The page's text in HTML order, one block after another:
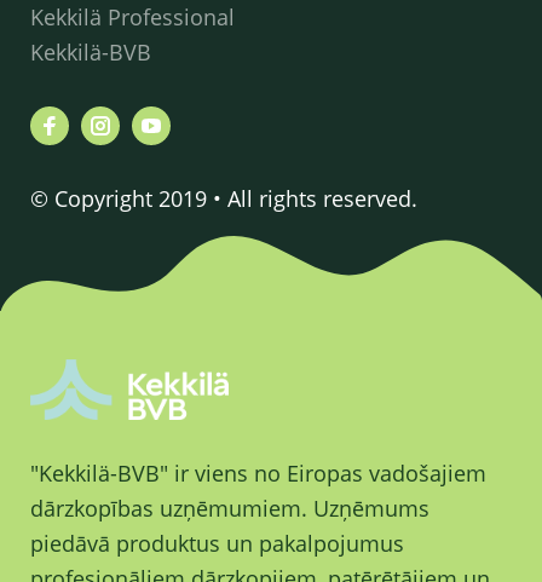
Kekkilä Professional
Kekkilä-BVB
© Copyright 2019 • All rights reserved.
"Kekkilä-BVB" ir viens no Eiropas vadošajiem
dārzkopības uzņēmumiem. Uzņēmums
piedāvā produktus un pakalpojumus